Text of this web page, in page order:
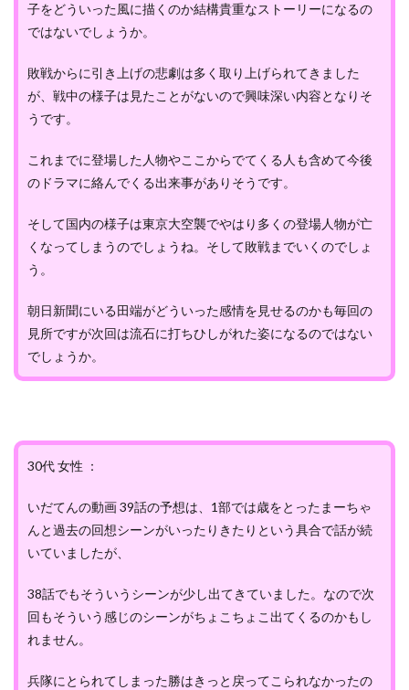
子をどういった風に描くのか結構貴重なストーリーになるの
ではないでしょうか。
敗戦からに引き上げの悲劇は多く取り上げられてきました
が、戦中の様子は見たことがないので興味深い内容となりそ
うです。
これまでに登場した人物やここからでてくる人も含めて今後
のドラマに絡んでくる出来事がありそうです。
そして国内の様子は東京大空襲でやはり多くの登場人物が亡
くなってしまうのでしょうね。そして敗戦までいくのでしょ
う。
朝日新聞にいる田端がどういった感情を見せるのかも毎回の
見所ですが次回は流石に打ちひしがれた姿になるのではない
でしょうか。
30代 女性 ：
いだてんの動画 39話の予想は、1部では歳をとったまーちゃ
んと過去の回想シーンがいったりきたりという具合で話が続
いていましたが、
38話でもそういうシーンが少し出てきていました。なので次
回もそういう感じのシーンがちょこちょこ出てくるのかもし
れません。
兵隊にとられてしまった勝はきっと戻ってこられなかったの